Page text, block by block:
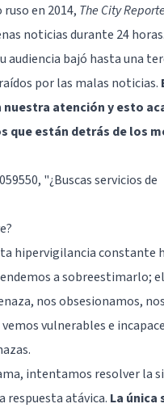
en 2014, The City
noticias durante 24
audiencia bajó hasta una
por las malas noticias.
atención y esto
que están detrás de los
"¿Buscas servicios de
hipervigilancia constante
a sobreestimarlo;
nos obsesionamos, nos
vulnerables e
intentamos resolver la
respuesta atávica. La única